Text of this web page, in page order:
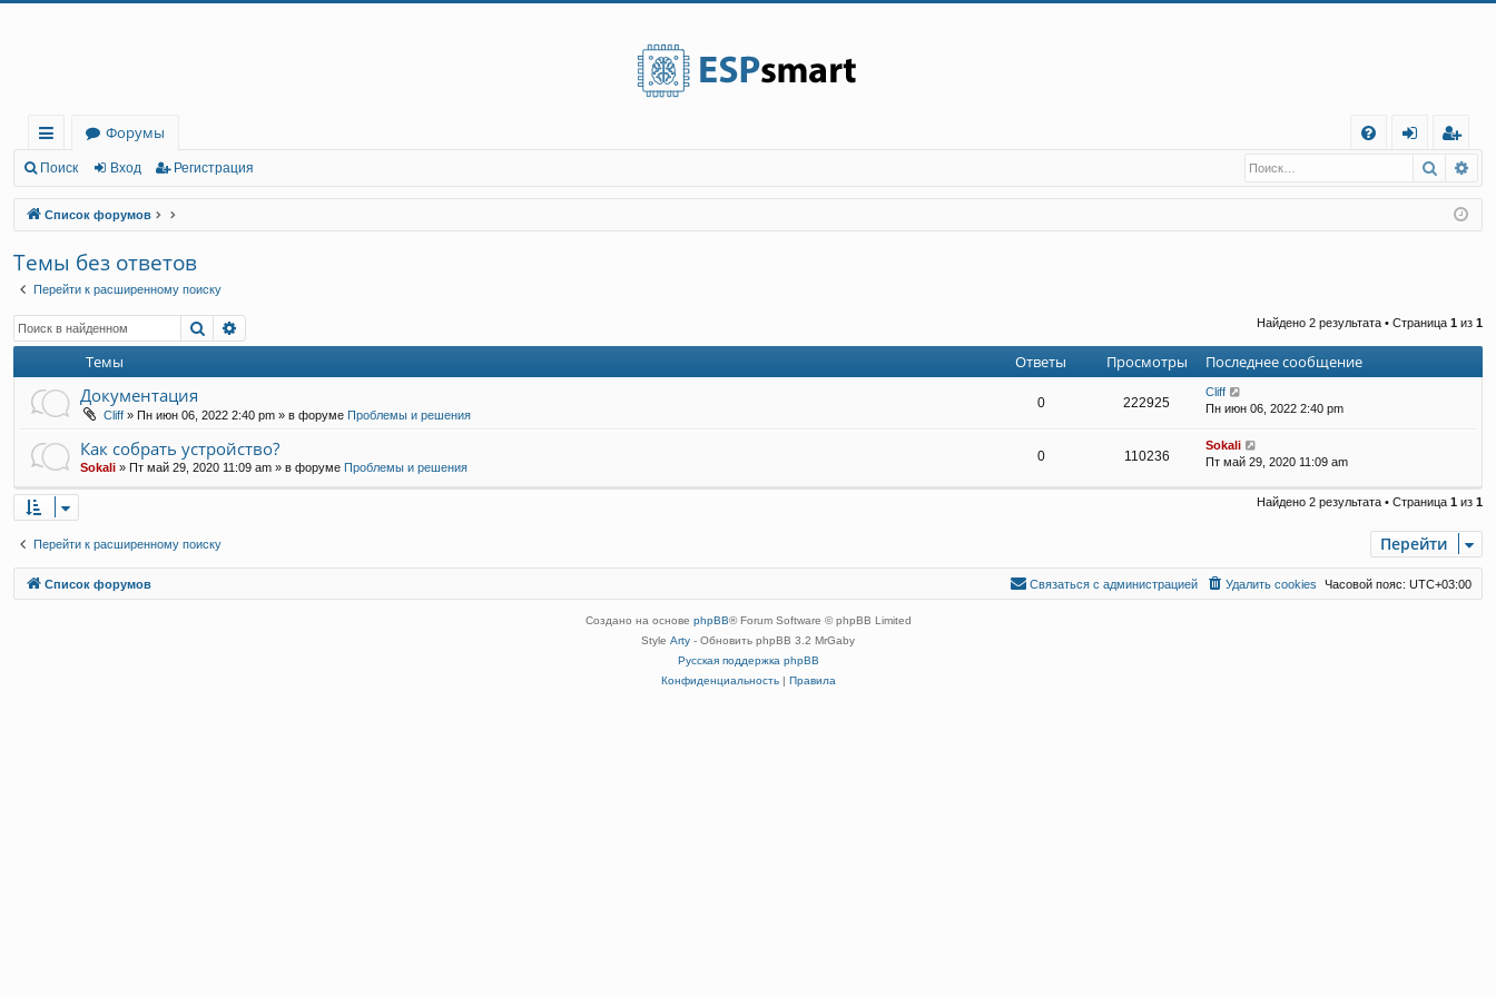
с
ы
лк
и
Форумы
Q
д
г
ис
тр
Поиск Вход Регистрация Поиск
Список форумов
Темы без ответов
Перейти к расширенному поиску
Поиск Найдено 2 результата • Страница 1 из 1
Темы Ответы Просмотры Последнее сообщение
Документация
Cliff » Пн июн 06, 2022 2:40 pm » в форуме Проблемы и решения
0 222925
Cliff
Пн июн 06, 2022 2:40 pm
Как собрать устройство?
Sokali » Пт май 29, 2020 11:09 am » в форуме Проблемы и решения
0 110236
Sokali
Пт май 29, 2020 11:09 am
Найдено 2 результата • Страница 1 из 1
Перейти к расширенному поиску Перейти
Список форумов Часовой пояс: UTC+03:00
Удалить cookies
Связаться с
Связаться с администрацией
Создано на основе phpBB® Forum Software © phpBB Limited
Style Arty - Обновить phpBB 3.2 MrGaby
Русская поддержка phpBB
Конфиденциальность| Правила